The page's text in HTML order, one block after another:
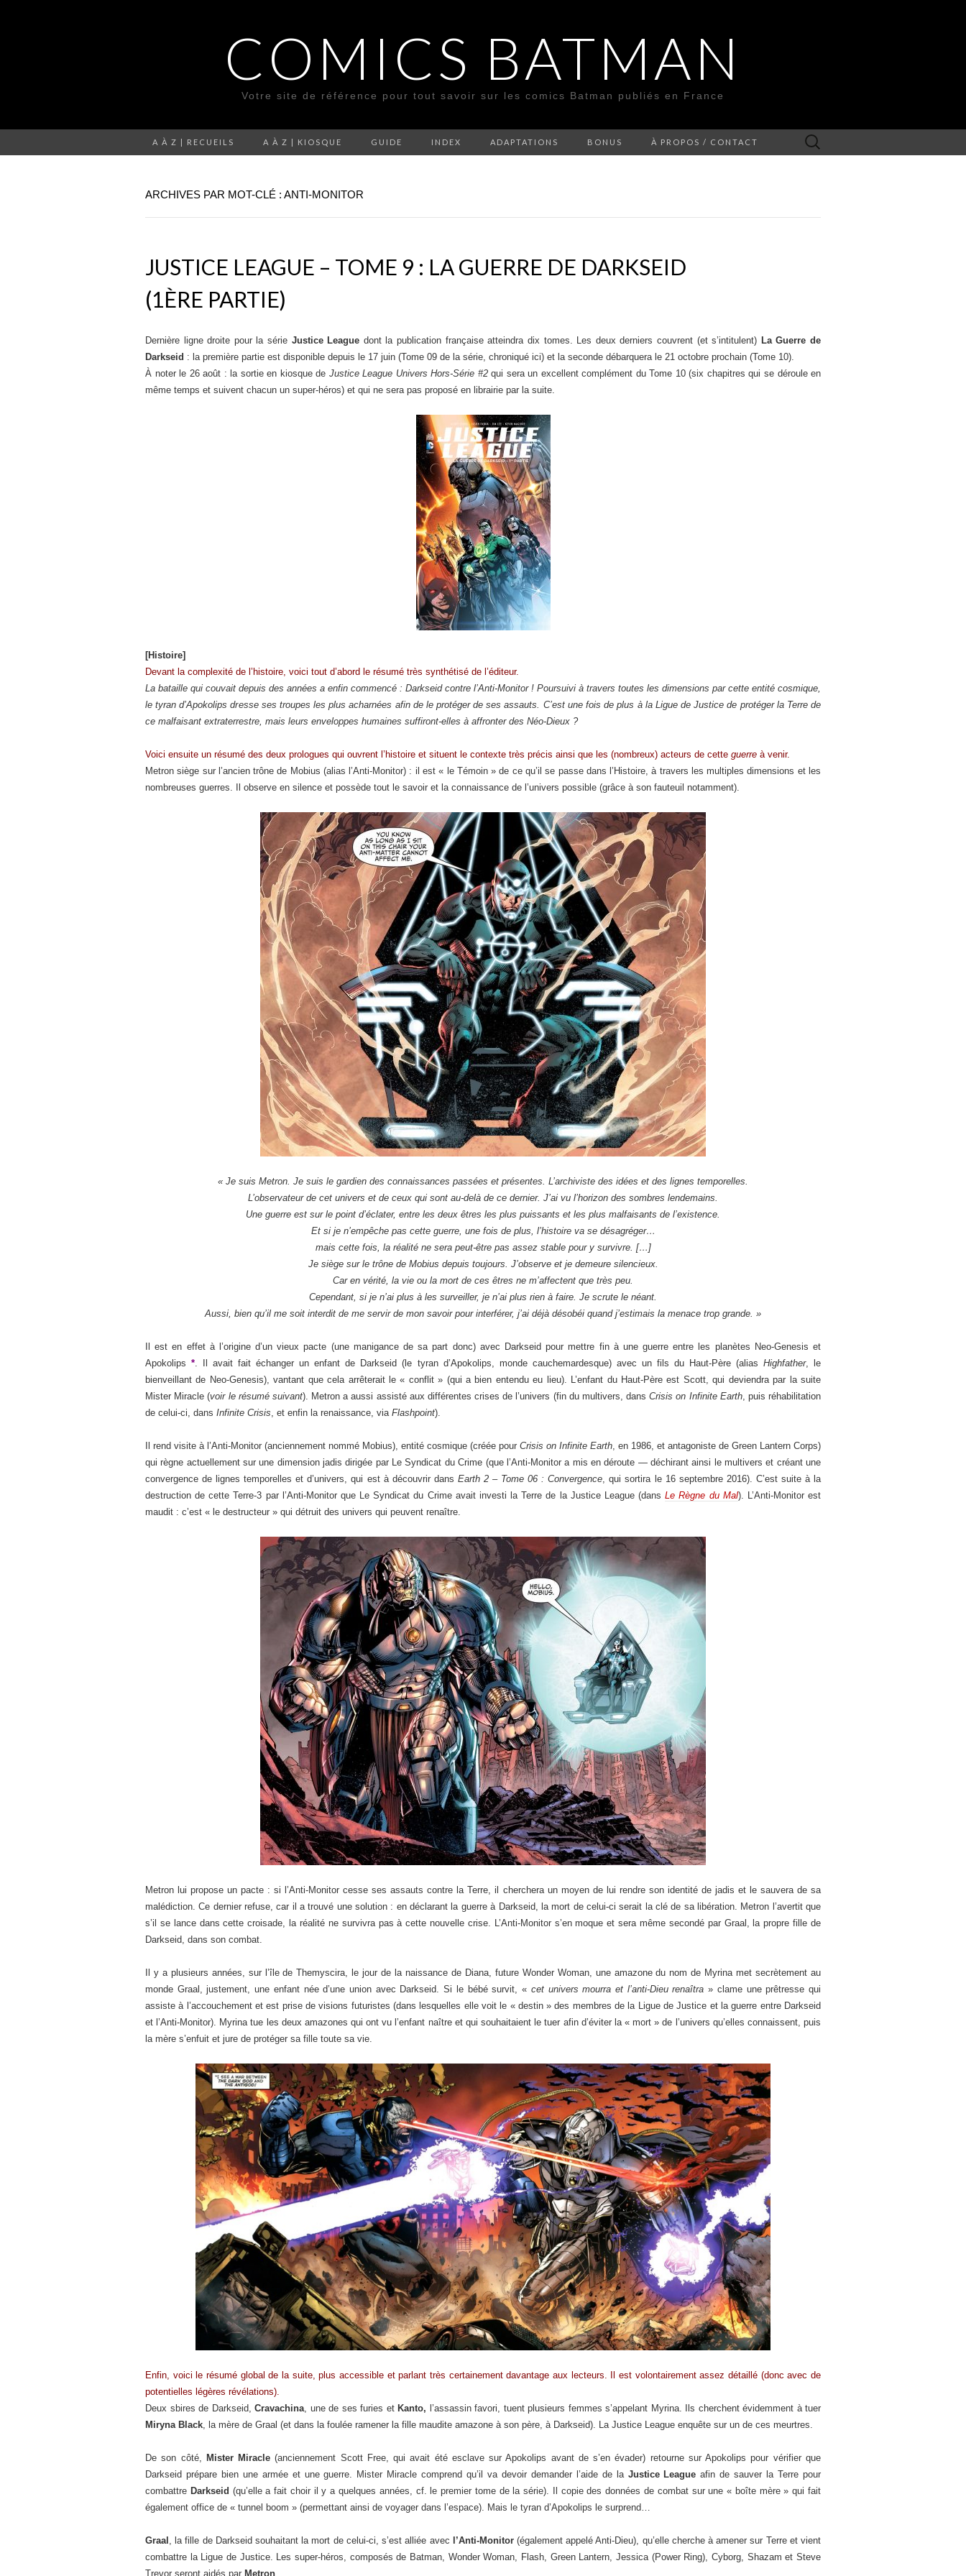
COMICS BATMAN
Votre site de référence pour tout savoir sur les comics Batman publiés en France
A À Z | RECUEILS A À Z | KIOSQUE GUIDE INDEX ADAPTATIONS BONUS À PROPOS / CONTACT Rechercher :
ARCHIVES PAR MOT-CLÉ : ANTI-MONITOR
JUSTICE LEAGUE – TOME 9 : LA GUERRE DE DARKSEID
(1ÈRE PARTIE)
Dernière ligne droite pour la série Justice League dont la publication française atteindra dix tomes. Les deux derniers couvrent (et s’intitulent) La Guerre de
Darkseid : la première partie est disponible depuis le 17 juin (Tome 09 de la série, chroniqué ici) et la seconde débarquera le 21 octobre prochain (Tome 10).
À noter le 26 août : la sortie en kiosque de Justice League Univers Hors-Série #2qui sera un excellent complément du Tome 10 (six chapitres qui se déroule en
même temps et suivent chacun un super-héros) et qui ne sera pas proposé en librairie par la suite.
[Histoire]
Devant la complexité de l’histoire, voici tout d’abord le résumé très synthétisé de l’éditeur.
La bataille qui couvait depuis des années a enfin commencé : Darkseid contre l’Anti-Monitor ! Poursuivi à travers toutes les dimensions par cette entité cosmique,
le tyran d’Apokolips dresse ses troupes les plus acharnées afin de le protéger de ses assauts. C’est une fois de plus à la Ligue de Justice de protéger la Terre de
ce malfaisant extraterrestre, mais leurs enveloppes humaines suffiront-elles à affronter des Néo-Dieux ?
Voici ensuite un résumé des deux prologues qui ouvrent l’histoire et situent le contexte très précis ainsi que les (nombreux) acteurs de cette guerre à venir.
Metron siège sur l’ancien trône de Mobius (alias l’Anti-Monitor) : il est « le Témoin » de ce qu’il se passe dans l’Histoire, à travers les multiples dimensions et les
nombreuses guerres. Il observe en silence et possède tout le savoir et la connaissance de l’univers possible (grâce à son fauteuil notamment).
« Je suis Metron. Je suis le gardien des connaissances passées et présentes. L’archiviste des idées et des lignes temporelles.
L’observateur de cet univers et de ceux qui sont au-delà de ce dernier. J’ai vu l’horizon des sombres lendemains.
Une guerre est sur le point d’éclater, entre les deux êtres les plus puissants et les plus malfaisants de l’existence.
Et si je n’empêche pas cette guerre, une fois de plus, l’histoire va se désagréger…
mais cette fois, la réalité ne sera peut-être pas assez stable pour y survivre. […]
Je siège sur le trône de Mobius depuis toujours. J’observe et je demeure silencieux.
Car en vérité, la vie ou la mort de ces êtres ne m’affectent que très peu.
Cependant, si je n’ai plus à les surveiller, je n’ai plus rien à faire. Je scrute le néant.
Aussi, bien qu’il me soit interdit de me servir de mon savoir pour interférer, j’ai déjà désobéi quand j’estimais la menace trop grande. »
Il est en effet à l’origine d’un vieux pacte (une manigance de sa part donc) avec Darkseid pour mettre fin à une guerre entre les planètes Neo-Genesis et
Apokolips*. Il avait fait échanger un enfant de Darkseid (le tyran d’Apokolips, monde cauchemardesque) avec un fils du Haut-Père (alias Highfather, le
bienveillant de Neo-Genesis), vantant que cela arrêterait le « conflit » (qui a bien entendu eu lieu). L’enfant du Haut-Père est Scott, qui deviendra par la suite
Mister Miracle (voir le résumé suivant). Metron a aussi assisté aux différentes crises de l’univers (fin du multivers, dansCrisis on Infinite Earth, puis réhabilitation
de celui-ci, dans Infinite Crisis, et enfin la renaissance, via Flashpoint).
Il rend visite à l’Anti-Monitor (anciennement nommé Mobius), entité cosmique (créée pour Crisis on Infinite Earth, en 1986, et antagoniste de Green Lantern Corps)
qui règne actuellement sur une dimension jadis dirigée par Le Syndicat du Crime (que l’Anti-Monitor a mis en déroute — déchirant ainsi le multivers et créant une
convergence de lignes temporelles et d’univers, qui est à découvrir dans Earth 2 – Tome 06 : Convergence, qui sortira le 16 septembre 2016). C’est suite à la
destruction de cette Terre-3 par l’Anti-Monitor que Le Syndicat du Crime avait investi la Terre de la Justice League (dansLe Règne du Mal). L’Anti-Monitor est
maudit : c’est « le destructeur » qui détruit des univers qui peuvent renaître.
Metron lui propose un pacte : si l’Anti-Monitor cesse ses assauts contre la Terre, il cherchera un moyen de lui rendre son identité de jadis et le sauvera de sa
malédiction. Ce dernier refuse, car il a trouvé une solution : en déclarant la guerre à Darkseid, la mort de celui-ci serait la clé de sa libération. Metron l’avertit que
s’il se lance dans cette croisade, la réalité ne survivra pas à cette nouvelle crise. L’Anti-Monitor s’en moque et sera même secondé par Graal, la propre fille de
Darkseid, dans son combat.
Il y a plusieurs années, sur l’île de Themyscira, le jour de la naissance de Diana, future Wonder Woman, une amazone du nom de Myrina met secrètement au
monde Graal, justement, une enfant née d’une union avec Darkseid. Si le bébé survit, « cet univers mourra et l’anti-Dieu renaîtra » clame une prêtresse qui
assiste à l’accouchement et est prise de visions futuristes (dans lesquelles elle voit le « destin » des membres de la Ligue de Justice et la guerre entre Darkseid
et l’Anti-Monitor). Myrina tue les deux amazones qui ont vu l’enfant naître et qui souhaitaient le tuer afin d’éviter la « mort » de l’univers qu’elles connaissent, puis
la mère s’enfuit et jure de protéger sa fille toute sa vie.
Enfin, voici le résumé global de la suite, plus accessible et parlant très certainement davantage aux lecteurs. Il est volontairement assez détaillé (donc avec de
potentielles légères révélations).
Deux sbires de Darkseid, Cravachina, une de ses furies et Kanto, l’assassin favori, tuent plusieurs femmes s’appelant Myrina. Ils cherchent évidemment à tuer
Miryna Black, la mère de Graal (et dans la foulée ramener la fille maudite amazone à son père, à Darkseid). La Justice League enquête sur un de ces meurtres.
De son côté, Mister Miracle (anciennement Scott Free, qui avait été esclave sur Apokolips avant de s’en évader) retourne sur Apokolips pour vérifier que
Darkseid prépare bien une armée et une guerre. Mister Miracle comprend qu’il va devoir demander l’aide de la Justice League afin de sauver la Terre pour
combattre Darkseid (qu’elle a fait choir il y a quelques années, cf. le premier tome de la série). Il copie des données de combat sur une « boîte mère » qui fait
également office de « tunnel boom » (permettant ainsi de voyager dans l’espace). Mais le tyran d’Apokolips le surprend…
Graal , la fille de Darkseid souhaitant la mort de celui-ci, s’est alliée avec l’Anti-Monitor(également appelé Anti-Dieu), qu’elle cherche à amener sur Terre et vient
combattre la Ligue de Justice. Les super-héros, composés de Batman, Wonder Woman, Flash, Green Lantern, Jessica (Power Ring), Cyborg, Shazam et Steve
Trevor seront aidés par Metron